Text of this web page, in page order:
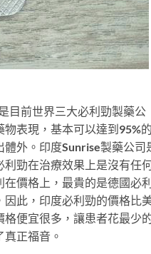
目前世界三大必利勁製藥公
表現，基本可以達到95%的
外。印度Sunrise製藥公司
勁在治療效果上是沒有任
價格上，最貴的是德國必利
此，印度必利勁的價格比
便宜很多，讓患者花最少
正福音。